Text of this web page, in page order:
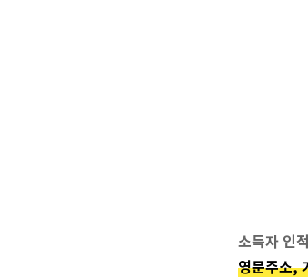
소득자 인
영문주소,